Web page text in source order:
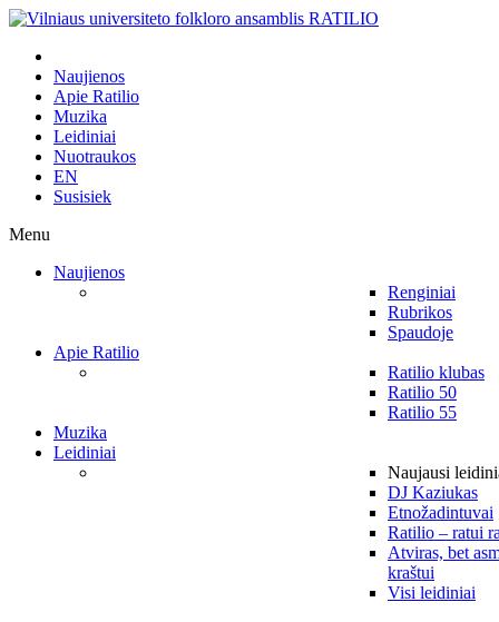
Naujienos
Apie Ratilio
Muzika
Leidiniai
Nuotraukos
EN
Susisiek
Menu
Naujienos
Renginiai
Rubrikos
Spaudoje
Apie Ratilio
Ratilio klubas
Ratilio 50
Ratilio 55
Muzika
Leidiniai
Naujausi
DJ Kaziukas
Etnožadintuvai
Ratilio – ratui
Atviras, bet
kraštui
Visi leidiniai